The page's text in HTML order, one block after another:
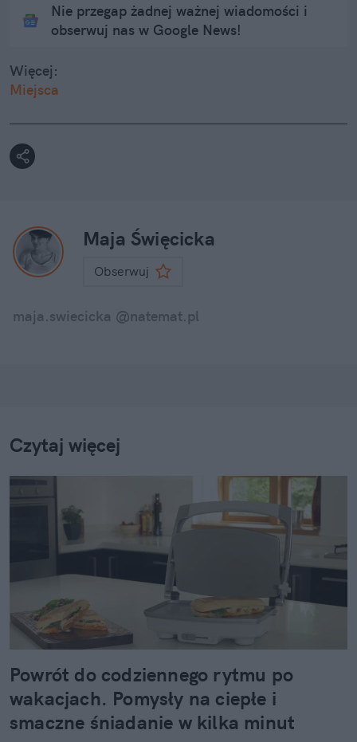
Nie przegap żadnej ważnej wiadomości i
obserwuj nas w Google News!
Więcej:
Miejsca
Maja Święcicka
Obserwuj
maja.swiecicka @natemat.pl
Czytaj więcej
Powrót do codziennego rytmu po
wakacjach. Pomysły na ciepłe i
smaczne śniadanie w kilka minut